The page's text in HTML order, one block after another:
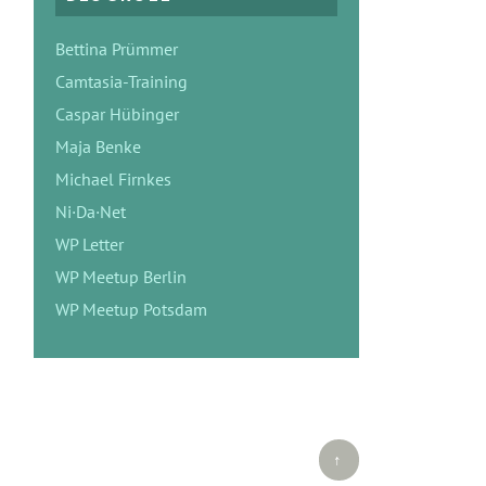
Bettina Prümmer
Camtasia-Training
Caspar Hübinger
Maja Benke
Michael Firnkes
Ni·Da·Net
WP Letter
WP Meetup Berlin
WP Meetup Potsdam
Top ↑